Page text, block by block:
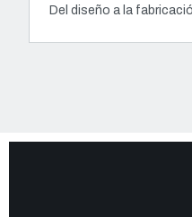
Del diseño a la